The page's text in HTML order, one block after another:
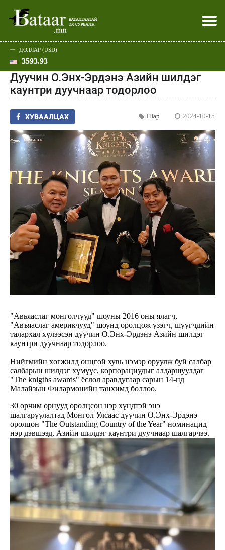
Эхлэл
Улс төр
Нийгэм
Эдийн засаг
Дэлхий
Спорт
Шар
Батаар юу хэлэв
Хэвлэл мэдээллээр
ДОЛЛАР (USD)
3593.93
Дуучин О.Энх-Эрдэнэ Азийн шилдэг
каунтри дуучнаар тодорлоо
ХУВААЛЦАХ Шар 2024-10-15
"Авьяаслаг монголчууд" шоуны 2016 оны ялагч,
"Авъяаслаг америкчууд" шоунд оролцож үзэгч, шүүгчдийн
талархал хүлээсэн дуучин О.Энх-Эрдэнэ Азийн шилдэг
каунтри дуучнаар тодорлоо.
Нийгмийн хөгжилд онцгой хувь нэмэр оруулж буй салбар
салбарын шилдэг хүмүүс, корпорациудыг алдаршуулдаг
"The knigths awards" ёслол аравдугаар сарын 14-нд
Малайзын Филармонийн танхимд боллоо.
30 орчим орнууд оролцсон нэр хүндтэй энэ
шалгаруулалтад Монгол Улсаас дуучин О.Энх-Эрдэнэ
оролцон "The Outstanding Country of the Year" номинацид
нэр дэвшээд, Азийн шилдэг каунтри дуучнаар шалгарчээ.